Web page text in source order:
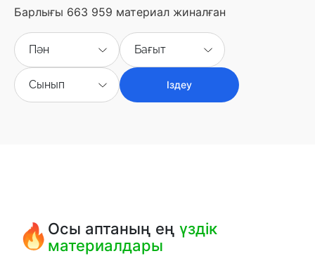
Барлығы 663 959 материал жиналған
Пән Бағыт
Сынып Іздеу
Осы аптаның еңүздік
материалдары